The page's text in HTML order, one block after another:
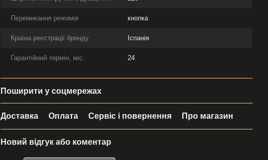
Перемикання режимів кнопка
Країна реєстрації бренду Іспанія
Гарантійний термін, міс. 24
Поширити у соцмережах
Доставка Оплата Сервіс і повернення Про магазин
Новий відгук або коментар